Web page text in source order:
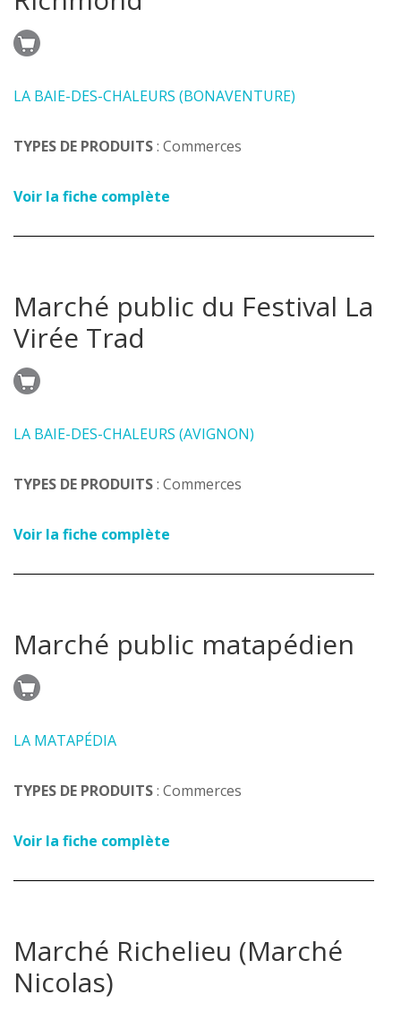
LA BAIE-DES-CHALEURS (BONAVENTURE)
TYPES DE PRODUITS: Commerces
Voir la fiche complète
Marché public du Festival La
Virée Trad
LA BAIE-DES-CHALEURS (AVIGNON)
TYPES DE PRODUITS: Commerces
Voir la fiche complète
Marché public matapédien
LA MATAPÉDIA
TYPES DE PRODUITS: Commerces
Voir la fiche complète
Marché Richelieu (Marché
Nicolas)